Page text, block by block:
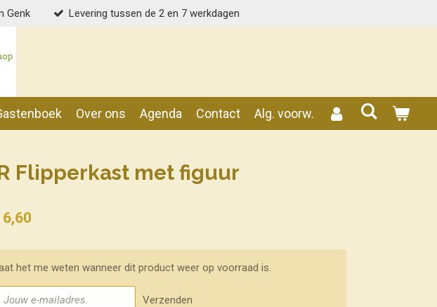
Genk Levering tussen de 2 en 7 werkdagen
Over ons Agenda Contact Alg. voorw.
Flipperkast met figuur
het me weten wanneer dit product weer op voorraad is.
Verzenden